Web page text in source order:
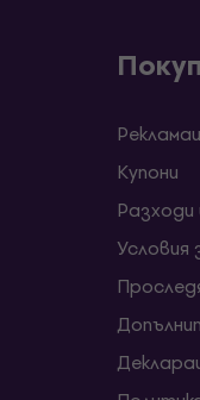
Kупони